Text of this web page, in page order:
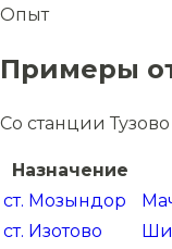
Опыт
Примеры
Со станции Тузово
Назначение
ст. Мозындор
ст. Изотово